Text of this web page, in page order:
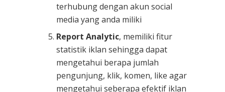
terhubung dengan akun social
media yang anda miliki
Report Analytic, memiliki fitur
statistik iklan sehingga dapat
mengetahui berapa jumlah
pengunjung, klik, komen, like agar
mengetahui seberapa efektif iklan